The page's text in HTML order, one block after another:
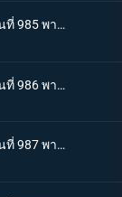
One piece วันพีช ตอนที่ 985 พากย์ไทย ความรู้สึกถึงโอทามะ หนึ่งหมัดแห่งความโกรธของลูฟี่
One piece วันพีช ตอนที่ 986 พากย์ไทย ดนตรีต่อสู้ พลังที่จู่โจมใส่ลูฟี่
One piece วันพีช ตอนที่ 987 พากย์ไทย ฝันแตกสลาย กับดักล่อลวงซันจิ